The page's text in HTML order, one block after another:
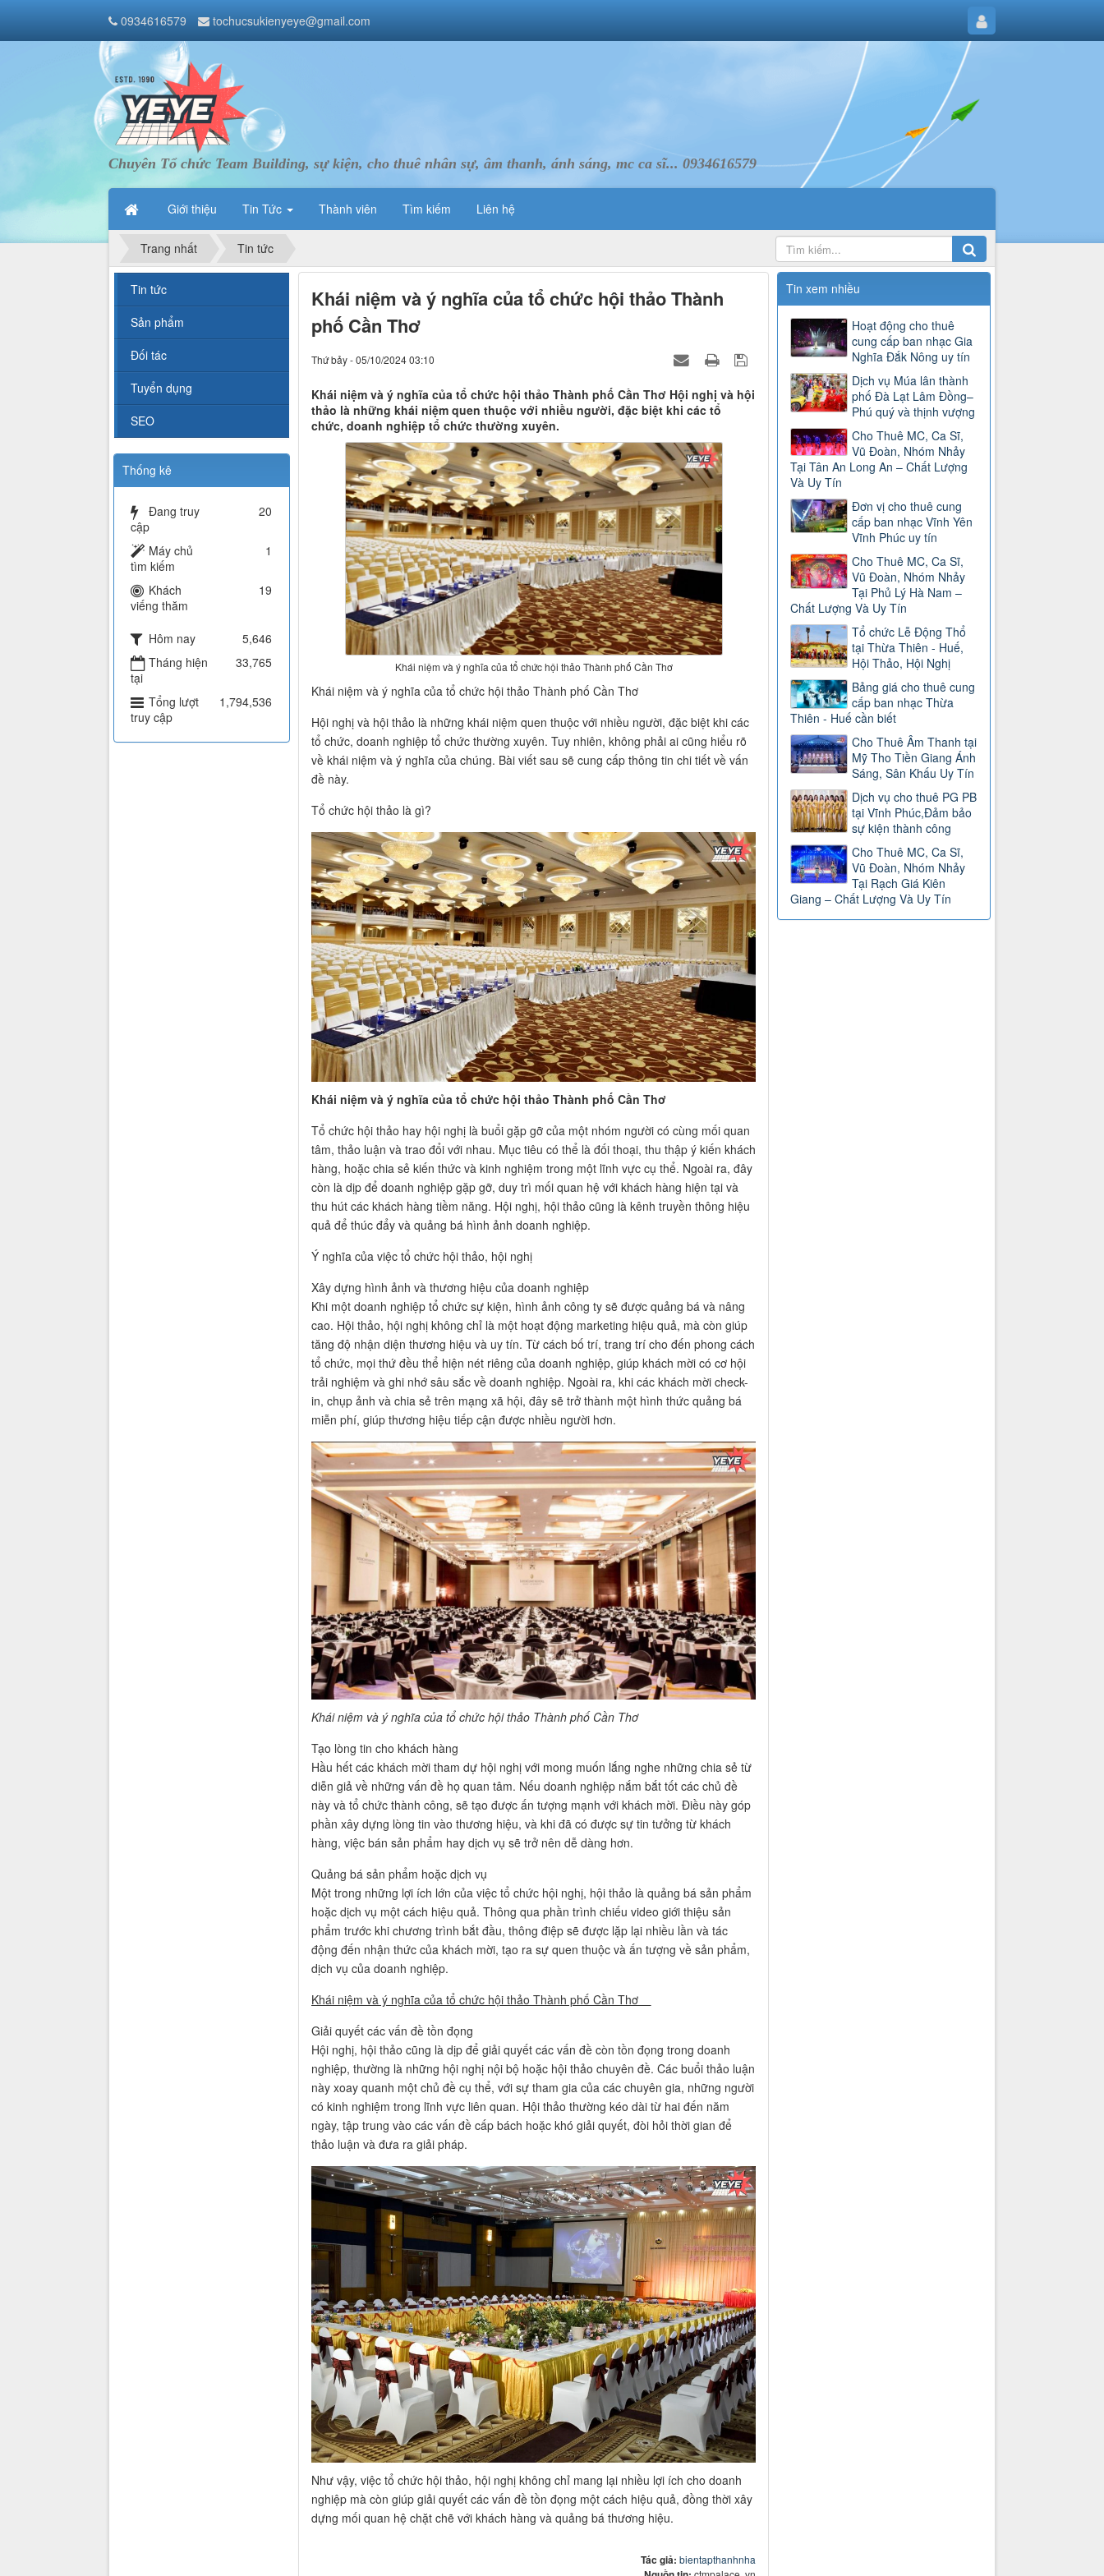
0934616579 tochucsukienyeye@gmail.com
Chuyên Tổ chức Team Building, sự kiện, cho thuê nhân sự, âm thanh, ánh sáng, mc ca sĩ... 0934616579
Giới thiệu Tin Tức Thành viên Tìm kiếm Liên hệ
Trang nhất Tin tức
Khái niệm và ý nghĩa của tổ chức hội thảo Thành
phố Cần Thơ
Thứ bảy - 05/10/2024 03:10
Khái niệm và ý nghĩa của tổ chức hội thảo Thành phố Cần Thơ Hội nghị và hội
thảo là những khái niệm quen thuộc với nhiều người, đặc biệt khi các tổ
chức, doanh nghiệp tổ chức thường xuyên.
Khái niệm và ý nghĩa của tổ chức hội thảo Thành phố Cần Thơ
Khái niệm và ý nghĩa của tổ chức hội thảo Thành phố Cần Thơ
Hội nghị và hội thảo là những khái niệm quen thuộc với nhiều người, đặc biệt khi các
tổ chức, doanh nghiệp tổ chức thường xuyên. Tuy nhiên, không phải ai cũng hiểu rõ
về khái niệm và ý nghĩa của chúng. Bài viết sau sẽ cung cấp thông tin chi tiết về vấn
đề này.
Tổ chức hội thảo là gì?
Khái niệm và ý nghĩa của tổ chức hội thảo Thành phố Cần Thơ
Tổ chức hội thảo hay hội nghị là buổi gặp gỡ của một nhóm người có cùng mối quan
tâm, thảo luận và trao đổi với nhau. Mục tiêu có thể là đối thoại, thu thập ý kiến khách
hàng, hoặc chia sẻ kiến thức và kinh nghiệm trong một lĩnh vực cụ thể. Ngoài ra, đây
còn là dịp để doanh nghiệp gặp gỡ, duy trì mối quan hệ với khách hàng hiện tại và
thu hút các khách hàng tiềm năng. Hội nghị, hội thảo cũng là kênh truyền thông hiệu
quả để thúc đẩy và quảng bá hình ảnh doanh nghiệp.
Ý nghĩa của việc tổ chức hội thảo, hội nghị
Xây dựng hình ảnh và thương hiệu của doanh nghiệp
Khi một doanh nghiệp tổ chức sự kiện, hình ảnh công ty sẽ được quảng bá và nâng
cao. Hội thảo, hội nghị không chỉ là một hoạt động marketing hiệu quả, mà còn giúp
tăng độ nhận diện thương hiệu và uy tín. Từ cách bố trí, trang trí cho đến phong cách
tổ chức, mọi thứ đều thể hiện nét riêng của doanh nghiệp, giúp khách mời có cơ hội
trải nghiệm và ghi nhớ sâu sắc về doanh nghiệp. Ngoài ra, khi các khách mời check-
in, chụp ảnh và chia sẻ trên mạng xã hội, đây sẽ trở thành một hình thức quảng bá
miễn phí, giúp thương hiệu tiếp cận được nhiều người hơn.
Khái niệm và ý nghĩa của tổ chức hội thảo Thành phố Cần Thơ
Tạo lòng tin cho khách hàng
Hầu hết các khách mời tham dự hội nghị với mong muốn lắng nghe những chia sẻ từ
diễn giả về những vấn đề họ quan tâm. Nếu doanh nghiệp nắm bắt tốt các chủ đề
này và tổ chức thành công, sẽ tạo được ấn tượng mạnh với khách mời. Điều này góp
phần xây dựng lòng tin vào thương hiệu, và khi đã có được sự tin tưởng từ khách
hàng, việc bán sản phẩm hay dịch vụ sẽ trở nên dễ dàng hơn.
Quảng bá sản phẩm hoặc dịch vụ
Một trong những lợi ích lớn của việc tổ chức hội nghị, hội thảo là quảng bá sản phẩm
hoặc dịch vụ một cách hiệu quả. Thông qua phần trình chiếu video giới thiệu sản
phẩm trước khi chương trình bắt đầu, thông điệp sẽ được lặp lại nhiều lần và tác
động đến nhận thức của khách mời, tạo ra sự quen thuộc và ấn tượng về sản phẩm,
dịch vụ của doanh nghiệp.
Khái niệm và ý nghĩa của tổ chức hội thảo Thành phố Cần Thơ
Giải quyết các vấn đề tồn đọng
Hội nghị, hội thảo cũng là dịp để giải quyết các vấn đề còn tồn đọng trong doanh
nghiệp, thường là những hội nghị nội bộ hoặc hội thảo chuyên đề. Các buổi thảo luận
này xoay quanh một chủ đề cụ thể, với sự tham gia của các chuyên gia, những người
có kinh nghiệm trong lĩnh vực liên quan. Hội thảo thường kéo dài từ hai đến năm
ngày, tập trung vào các vấn đề cấp bách hoặc khó giải quyết, đòi hỏi thời gian để
thảo luận và đưa ra giải pháp.
Như vậy, việc tổ chức hội thảo, hội nghị không chỉ mang lại nhiều lợi ích cho doanh
nghiệp mà còn giúp giải quyết các vấn đề tồn đọng một cách hiệu quả, đồng thời xây
dựng mối quan hệ chặt chẽ với khách hàng và quảng bá thương hiệu.
Tác giả:bientapthanhnha
Tin xem nhiều
Hoạt động cho thuê
cung cấp ban nhạc Gia
Nghĩa Đắk Nông uy tín
Dịch vụ Múa lân thành
phố Đà Lạt Lâm Đồng–
Phú quý và thịnh vượng
Cho Thuê MC, Ca Sĩ,
Vũ Đoàn, Nhóm Nhảy
Tại Tân An Long An – Chất Lượng
Và Uy Tín
Đơn vị cho thuê cung
cấp ban nhạc Vĩnh Yên
Vĩnh Phúc uy tín
Cho Thuê MC, Ca Sĩ,
Vũ Đoàn, Nhóm Nhảy
Tại Phủ Lý Hà Nam –
Chất Lượng Và Uy Tín
Tổ chức Lễ Động Thổ
tại Thừa Thiên - Huế,
Hội Thảo, Hội Nghị
Bảng giá cho thuê cung
cấp ban nhạc Thừa
Thiên - Huế cần biết
Cho Thuê Âm Thanh tại
Mỹ Tho Tiền Giang Ánh
Sáng, Sân Khấu Uy Tín
Dịch vụ cho thuê PG PB
tại Vĩnh Phúc,Đảm bảo
sự kiện thành công
Cho Thuê MC, Ca Sĩ,
Vũ Đoàn, Nhóm Nhảy
Tại Rạch Giá Kiên
Giang – Chất Lượng Và Uy Tín
Tin tức
Sản phẩm
Đối tác
Tuyển dụng
SEO
Thống kê
Đang truy
cập
20
Máy chủ
tìm kiếm
1
Khách
viếng thăm
19
Hôm nay
5,646
Tháng hiện
tại
33,765
Tổng lượt
truy cập
1,794,536